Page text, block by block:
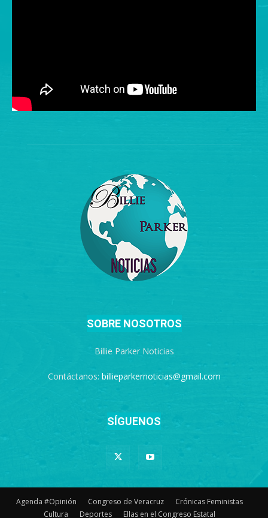
SOBRE NOSOTROS
Billie Parker Noticias
Contáctanos: billieparkernoticias@gmail.com
SÍGUENOS
Agenda #Opinión Congreso de Veracruz
Crónicas Feministas
Cultura
Deportes Ellas en el Congreso Estatal